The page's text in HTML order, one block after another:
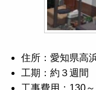
住所：愛知県高
工期：約３週間
工事費用：130